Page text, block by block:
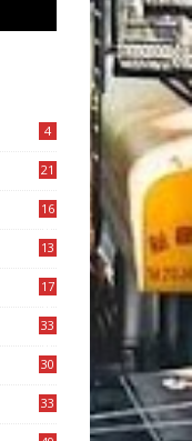
4
21
16
13
17
33
30
33